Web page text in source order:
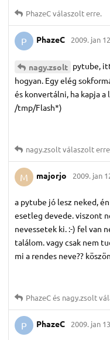
PhazeCválaszolt erre.
P PhazeC 2009. jan
nagy.​zsolt pytube,
hogyan. Egy elég
és konvertálni, ha kapja
/tmp/Flash*)
nagy.​zsoltválaszolt
M majorjo 2009. jan
a pytube jó lesz neked,
esetleg devede. viszont
nevessetek ki. :-) fel van
találom. vagy csak nem
mi a rendes neve??
PhazeCés nagy.​zsolt
P PhazeC 2009. jan